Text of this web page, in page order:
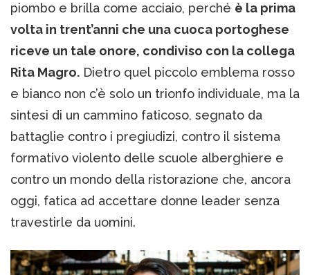
piombo e brilla come acciaio, perché è la prima
volta in trent’anni che una cuoca portoghese
riceve un tale onore, condiviso con la collega
Rita Magro. Dietro quel piccolo emblema rosso
e bianco non c’è solo un trionfo individuale, ma la
sintesi di un cammino faticoso, segnato da
battaglie contro i pregiudizi, contro il sistema
formativo violento delle scuole alberghiere e
contro un mondo della ristorazione che, ancora
oggi, fatica ad accettare donne leader senza
travestirle da uomini.